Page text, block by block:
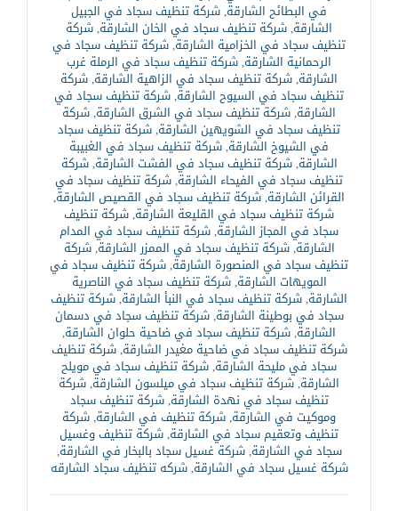
في البطائح الشارقة,شركة تنظيف سجاد في الجبيل
الشارقة,شركة تنظيف سجاد في الخان الشارقة,شركة
تنظيف سجاد في الخزامية الشارقة,شركة تنظيف سجاد في
الرحمانية الشارقة,شركة تنظيف سجاد في الرملة غرب
الشارقة,شركة تنظيف سجاد في الزاهية الشارقة,شركة
تنظيف سجاد في السيوح الشارقة,شركة تنظيف سجاد في
الشارقة,شركة تنظيف سجاد في الشرق الشارقة,شركة
تنظيف سجاد في الشويهين الشارقة,شركة تنظيف سجاد
في الشيوخ الشارقة,شركة تنظيف سجاد في الغبيبة
الشارقة,شركة تنظيف سجاد في الفشت الشارقة,شركة
تنظيف سجاد في الفيحاء الشارقة,شركة تنظيف سجاد في
القرائن الشارقة,شركة تنظيف سجاد في القصيص الشارقة,
شركة تنظيف سجاد في القليعة الشارقة,شركة تنظيف
سجاد في المجاز الشارقة,شركة تنظيف سجاد في المدام
الشارقة,شركة تنظيف سجاد في الممزر الشارقة,شركة
تنظيف سجاد في المنصورة الشارقة,شركة تنظيف سجاد في
المويهات الشارقة,شركة تنظيف سجاد في الناصرية
الشارقة,شركة تنظيف سجاد في النبأ الشارقة,شركة تنظيف
سجاد في بوطينة الشارقة,شركة تنظيف سجاد في دسمان
الشارقة,شركة تنظيف سجاد في ضاحية حلوان الشارقة,
شركة تنظيف سجاد في ضاحية مغيدر الشارقة,شركة تنظيف
سجاد في مليحة الشارقة,شركة تنظيف سجاد في مويلح
الشارقة,شركة تنظيف سجاد في ميلسون الشارقة,شركة
تنظيف سجاد في نهدة الشارقة,شركة تنظيف سجاد
وموكيت في الشارقة,شركة تنظيف في الشارقة,شركة
تنظيف وتعقيم سجاد في الشارقة,شركة تنظيف وغسيل
سجاد في الشارقة,شركة غسيل سجاد بالبخار في الشارقة,
شركة غسيل سجاد في الشارقة,شركه تنظيف سجاد الشارقه